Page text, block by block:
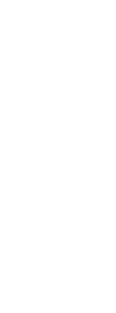
副所長）
中心教授）
）
）
授）
）
員）
被遺忘的盟友》作者
）／《吃佛》作者